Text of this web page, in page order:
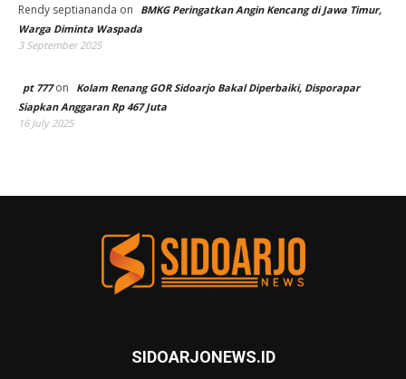
Rendy septiananda on
BMKG Peringatkan Angin Kencang di Jawa Timur,
Warga Diminta Waspada
3 September 2025
pt 777on
Kolam Renang GOR Sidoarjo Bakal Diperbaiki, Disporapar
Siapkan Anggaran Rp 467 Juta
16 July 2025
SIDOARJONEWS.ID